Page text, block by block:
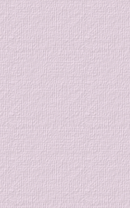
を流していきましょう！ 皆様
参加お待ちしております！